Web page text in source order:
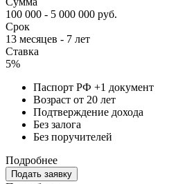
100 000 - 5 000 000 руб.
Срок
13 месяцев - 7 лет
Ставка
5%
Паспорт РФ +1 документ
Возраст от 20 лет
Подтверждение дохода
Без залога
Без поручителей
Подробнее
Подать заявку